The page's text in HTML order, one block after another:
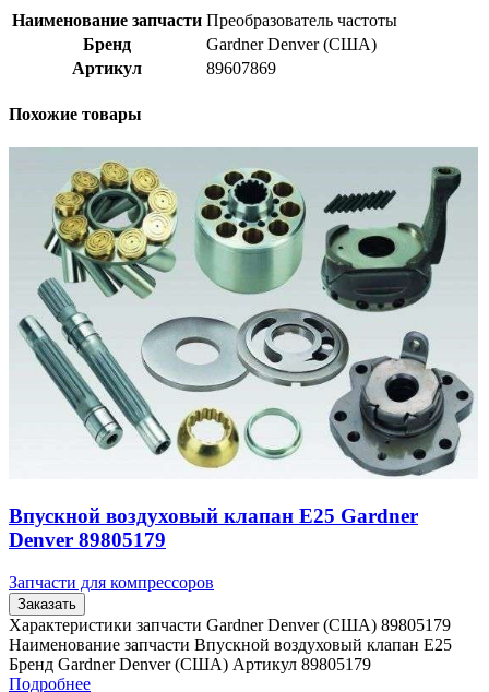
Наименование запчасти Преобразователь частоты
Бренд
Gardner Denver (США)
Артикул
89607869
Похожие товары
Впускной воздуховый клапан E25 Gardner
Denver 89805179
Запчасти для компрессоров
Заказать
Характеристики запчасти Gardner Denver (США) 89805179
Наименование запчасти Впускной воздуховый клапан E25
Бренд Gardner Denver (США) Артикул 89805179
Подробнее